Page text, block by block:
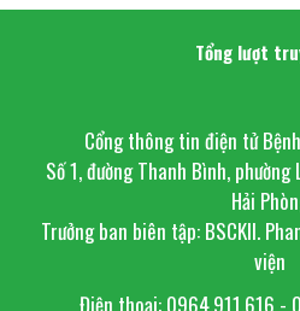
Tổng lượt
Cổng thông tin điện tử
Số 1, đường Thanh Bình,
Hải
Trưởng ban biên tập: BSCKII.
viện
Điện thoại: 0964.911.616 -